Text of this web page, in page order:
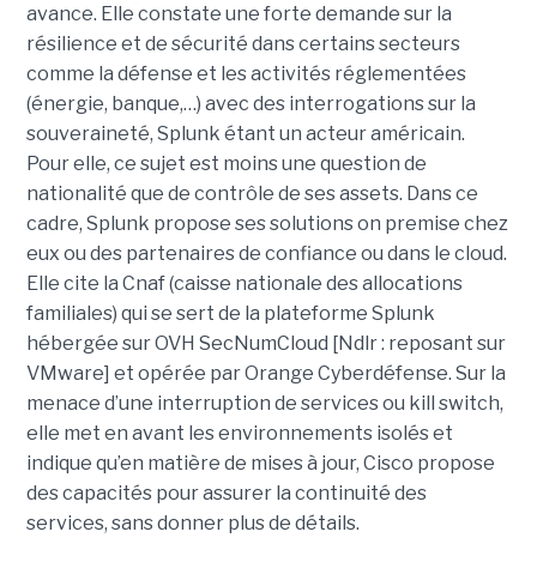
avance. Elle constate une forte demande sur la
résilience et de sécurité dans certains secteurs
comme la défense et les activités réglementées
(énergie, banque,…) avec des interrogations sur la
souveraineté, Splunk étant un acteur américain.
Pour elle, ce sujet est moins une question de
nationalité que de contrôle de ses assets. Dans ce
cadre, Splunk propose ses solutions on premise chez
eux ou des partenaires de confiance ou dans le cloud.
Elle cite la Cnaf (caisse nationale des allocations
familiales) qui se sert de la plateforme Splunk
hébergée sur OVH SecNumCloud [Ndlr : reposant sur
VMware] et opérée par Orange Cyberdéfense. Sur la
menace d’une interruption de services ou kill switch,
elle met en avant les environnements isolés et
indique qu’en matière de mises à jour, Cisco propose
des capacités pour assurer la continuité des
services, sans donner plus de détails.